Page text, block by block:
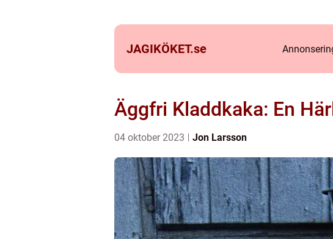
JAGIKÖKET.se
Äggfri Kladdkaka: En
04 oktober 2023 Jon Larsson